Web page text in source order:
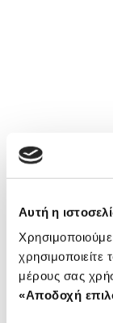
Αυτή η
μέρους σας
«Αποδοχή